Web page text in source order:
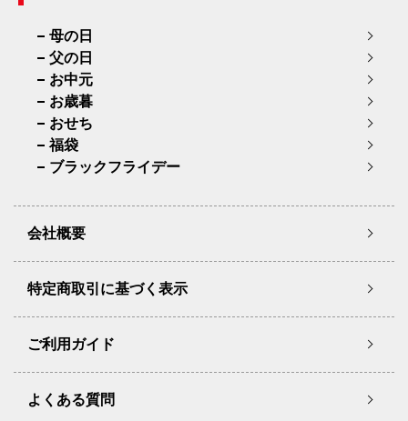
母の日
父の日
お中元
お歳暮
おせち
福袋
ブラックフライデー
会社概要
特定商取引に基づく表示
ご利用ガイド
よくある質問